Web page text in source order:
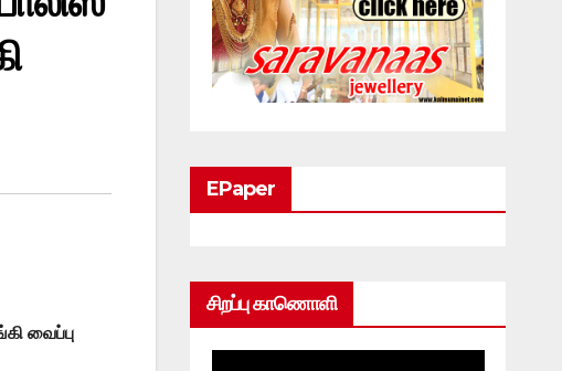
வைப்பு
EPaper
சிறப்பு காணொளி